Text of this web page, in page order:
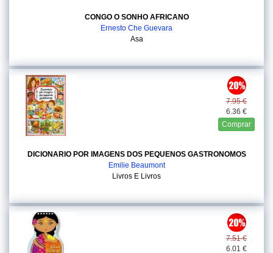
CONGO O SONHO AFRICANO
Ernesto Che Guevara
Asa
7.95 €
6.36 €
Comprar
DICIONARIO POR IMAGENS DOS PEQUENOS GASTRONOMOS
Emilie Beaumont
Livros E Livros
7.51 €
6.01 €